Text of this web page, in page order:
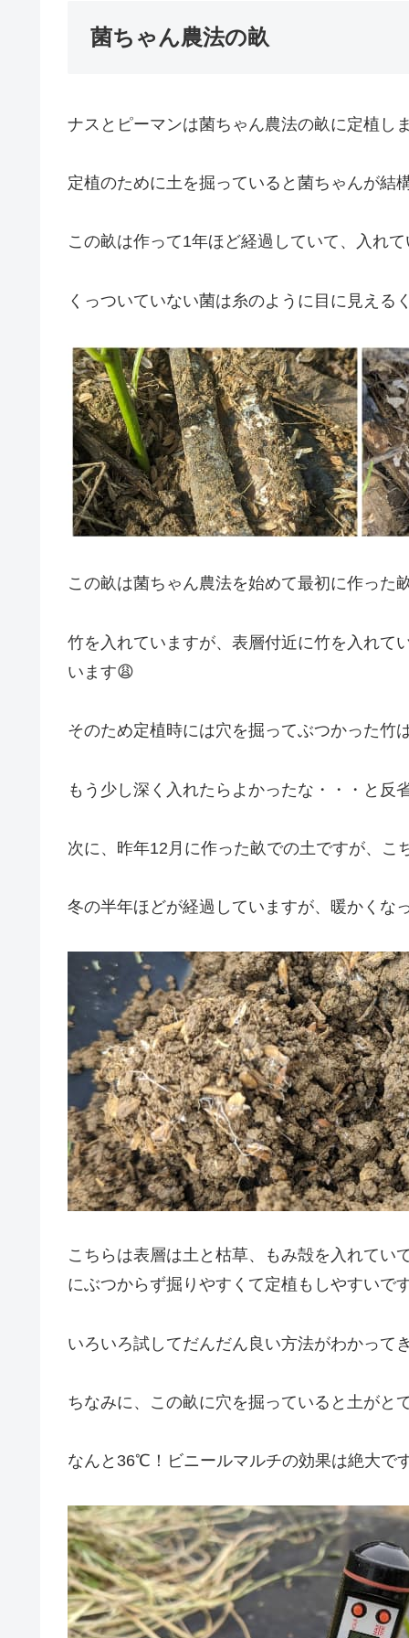
菌ちゃん農法の畝
ナスとピーマンは菌ちゃん農法の畝に定植しま
定植のために土を掘っていると菌ちゃんが結
この畝は作って1年ほど経過していて、入れ
くっついていない菌は糸のように目に見える
この畝は菌ちゃん農法を始めて最初に作った畝
竹を入れていますが、表層付近に竹を入れて
います😩
そのため定植時には穴を掘ってぶつかった竹
もう少し深く入れたらよかったな・・・と反
次に、昨年12月に作った畝での土ですが、こ
冬の半年ほどが経過していますが、暖かくな
こちらは表層は土と枯草、もみ殻を入れてい
にぶつからず掘りやすくて定植もしやすいで
いろいろ試してだんだん良い方法がわかって
ちなみに、この畝に穴を掘っていると土がと
なんと36℃！ビニールマルチの効果は絶大で